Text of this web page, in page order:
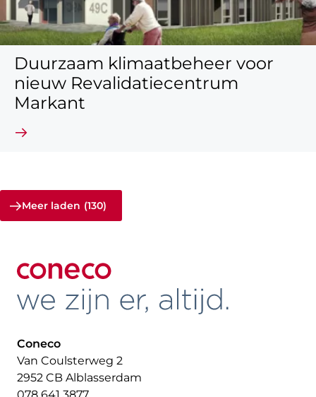
Duurzaam klimaatbeheer voor
nieuw Revalidatiecentrum
Markant
Lees verder
Meer laden (130)
Coneco
Van Coulsterweg 2
2952 CB Alblasserdam